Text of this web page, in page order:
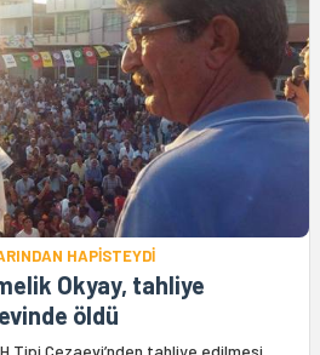
HAPİSTEYDİ
Okyay, tahliye
öldü
Tipi Cezaevi’nden tahliye edilmesi